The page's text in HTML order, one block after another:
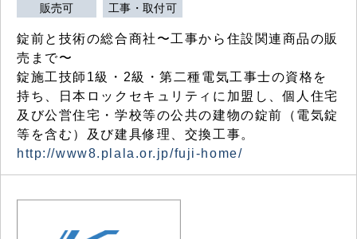
販売可 工事・取付可
錠前と技術の総合商社〜工事から住設関連商品の販
売まで〜
錠施工技師1級・2級・第二種電気工事士の資格を
持ち、日本ロックセキュリティに加盟し、個人住宅
及び公営住宅・学校等の公共の建物の錠前（電気錠
等を含む）及び建具修理、交換工事。
http://www8.plala.or.jp/fuji-home/